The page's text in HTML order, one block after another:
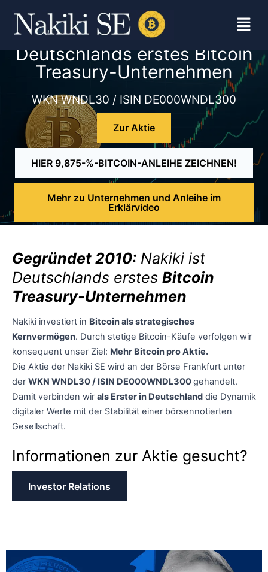
Deutschlands erstes Bitcoin
Treasury-Unternehmen
WKN WNDL30 / ISIN DE000WNDL300
Zur Aktie
HIER 9,875-%-BITCOIN-ANLEIHE ZEICHNEN!
Mehr zu Unternehmen und Anleihe im
Erklärvideo
Gegründet 2010: Nakiki ist
Deutschlands erstes Bitcoin
Treasury-Unternehmen
Nakiki investiert in Bitcoin als strategisches
Kernvermögen. Durch stetige Bitcoin-Käufe verfolgen wir
konsequent unser Ziel: Mehr Bitcoin pro Aktie.
Die Aktie der Nakiki SE wird an der Börse Frankfurt unter
der WKN WNDL30 / ISIN DE000WNDL300gehandelt.
Damit verbinden wir als Erster in Deutschland die Dynamik
digitaler Werte mit der Stabilität einer börsennotierten
Gesellschaft.
Informationen zur Aktie gesucht?
Investor Relations